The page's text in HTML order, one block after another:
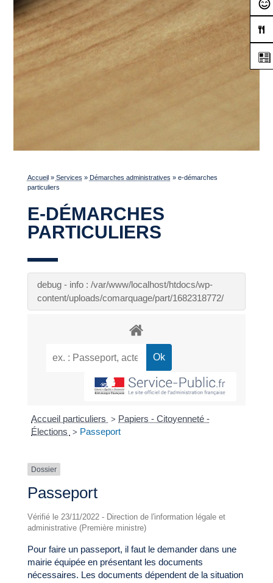
Accueil» Services » Démarches administratives » e-démarches
particuliers
E-DÉMARCHES
PARTICULIERS
debug - info : /var/www/localhost/htdocs/wp-
content/uploads/comarquage/part/1682318772/
Accueil particuliers > Papiers - Citoyenneté -
Élections > Passeport
Dossier
Passeport
Vérifié le 23/11/2022 - Direction de l'information légale et
administrative (Première ministre)
Pour faire un passeport, il faut le demander dans une
mairie équipée en présentant les documents
nécessaires. Les documents dépendent de la situation